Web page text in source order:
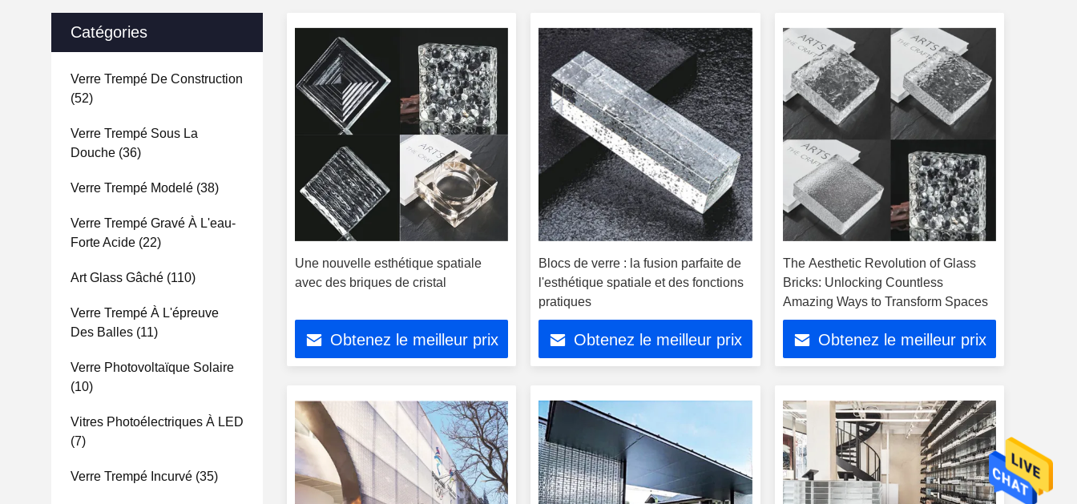
Catégories
Verre Trempé De Construction
(52)
Verre Trempé Sous La
Douche (36)
Verre Trempé Modelé (38)
Verre Trempé Gravé À L'eau-
Forte Acide (22)
Art Glass Gâché (110)
Verre Trempé À L'épreuve
Des Balles (11)
Verre Photovoltaïque Solaire
(10)
Vitres Photoélectriques À LED
(7)
Verre Trempé Incurvé (35)
Une nouvelle esthétique spatiale
avec des briques de cristal
Obtenez le meilleur prix
Blocs de verre : la fusion parfaite de
l'esthétique spatiale et des fonctions
pratiques
Obtenez le meilleur prix
The Aesthetic Revolution of Glass
Bricks: Unlocking Countless
Amazing Ways to Transform Spaces
Obtenez le meilleur prix